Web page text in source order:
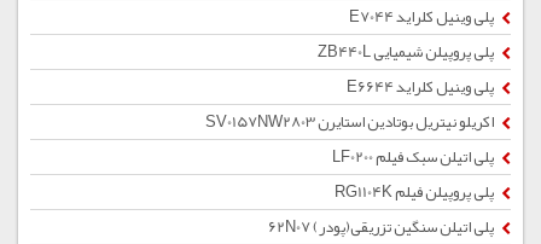
پلی وینیل کلراید E7044
پلی پروپیلن شیمیایی ZB440L
پلی وینیل کلراید E6644
اکریلو نیتریل بوتادین استایرن SV0157NW2803
پلی اتیلن سبک فیلم LF0200
پلی پروپیلن فیلم RG1104K
پلی اتیلن سنگین تزریقی(پودر) 62N07